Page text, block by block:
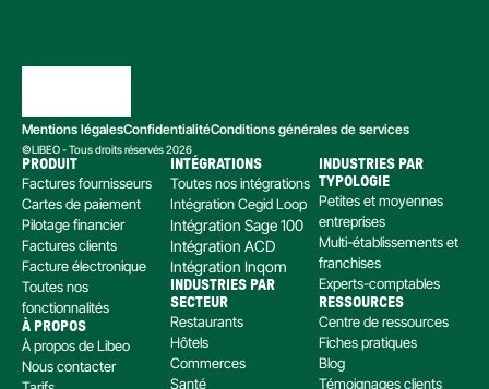
Mentions légalesConfidentialitéConditions générales de services
©LIBEO - Tous droits réservés 2026
PRODUIT
Factures fournisseurs
Cartes de paiement
Pilotage financier
Factures clients
Facture électronique
Toutes nos
fonctionnalités
À PROPOS
À propos de Libeo
Nous contacter
INTÉGRATIONS
Toutes nos intégrations
Intégration Cegid Loop
Intégration Sage 100
Intégration ACD
Intégration Inqom
INDUSTRIES PAR
SECTEUR
Restaurants
Hôtels
Commerces
Santé
INDUSTRIES PAR
TYPOLOGIE
Petites et moyennes
entreprises
Multi-établissements et
franchises
Experts-comptables
RESSOURCES
Centre de ressources
Fiches pratiques
Blog
Témoignages clients